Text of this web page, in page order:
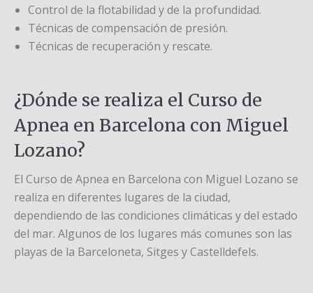
Control de la flotabilidad y de la profundidad.
Técnicas de compensación de presión.
Técnicas de recuperación y rescate.
¿Dónde se realiza el Curso de
Apnea en Barcelona con Miguel
Lozano?
El Curso de Apnea en Barcelona con Miguel Lozano se
realiza en diferentes lugares de la ciudad,
dependiendo de las condiciones climáticas y del estado
del mar. Algunos de los lugares más comunes son las
playas de la Barceloneta, Sitges y Castelldefels.